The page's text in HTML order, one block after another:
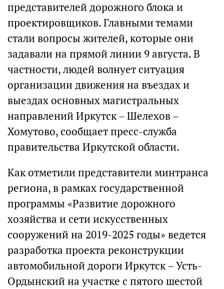
представителей дорожного блока и
проектировщиков. Главными темами
стали вопросы жителей, которые они
задавали на прямой линии 9 августа. В
частности, людей волнует ситуация
организации движения на въездах и
выездах основных магистральных
направлений Иркутск – Шелехов –
Хомутово, сообщает пресс-служба
правительства Иркутской области.
Как отметили представители минтранса
региона, в рамках государственной
программы «Развитие дорожного
хозяйства и сети искусственных
сооружений на 2019-2025 годы» ведется
разработка проекта реконструкции
автомобильной дороги Иркутск – Усть-
Ордынский на участке с пятого шестой